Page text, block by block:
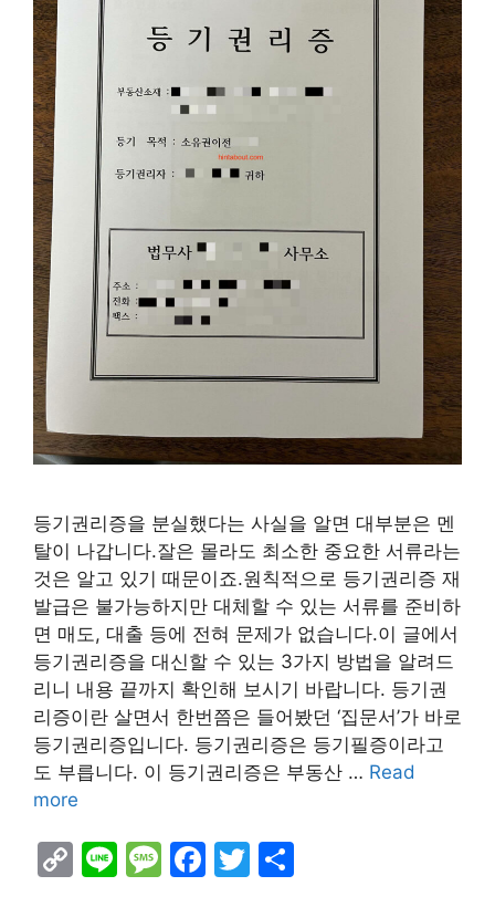
등기권리증을 분실했다는 사실을 알면 대부분은 멘
탈이 나갑니다.잘은 몰라도 최소한 중요한 서류라는
것은 알고 있기 때문이죠.원칙적으로 등기권리증 재
발급은 불가능하지만 대체할 수 있는 서류를 준비하
면 매도, 대출 등에 전혀 문제가 없습니다.이 글에서
등기권리증을 대신할 수 있는 3가지 방법을 알려드
리니 내용 끝까지 확인해 보시기 바랍니다. 등기권
리증이란 살면서 한번쯤은 들어봤던 ‘집문서’가 바로
등기권리증입니다. 등기권리증은 등기필증이라고
도 부릅니다. 이 등기권리증은 부동산 … Read
more
C
Li M F
T